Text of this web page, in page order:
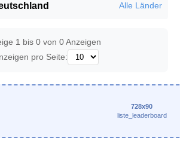
Alle Länder
1 bis 0 von 0 Anzeigen
pro Seite:
728x90
liste_leaderboard